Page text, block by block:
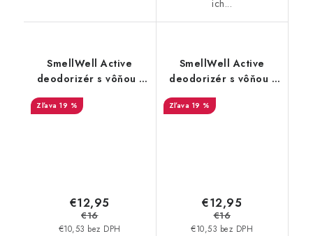
ich...
SmellWell Active
deodorizér s vôňou -
19 %
€10,53 bez DPH
€12,95
€16
SmellWell Active
deodorizér s vôňou -
19 %
€10,53 bez DPH
€12,95
€16